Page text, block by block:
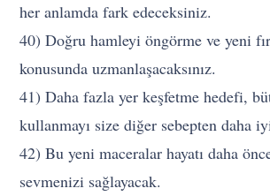
her anlamda fark edeceksiniz.
40) Doğru hamleyi öngörme ve yeni
konusunda uzmanlaşacaksınız.
41) Daha fazla yer keşfetme hedefi,
kullanmayı size diğer sebepten daha
42) Bu yeni maceralar hayatı daha
sevmenizi sağlayacak.